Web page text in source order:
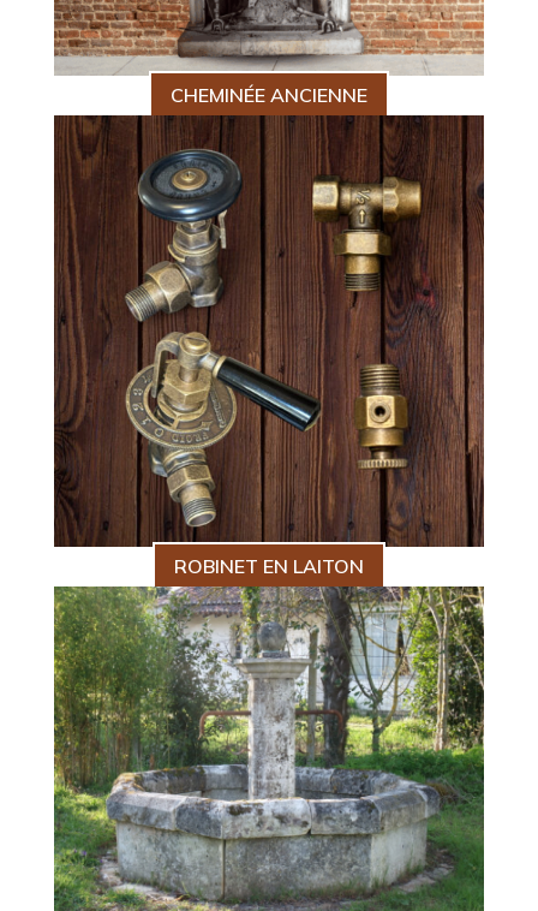
CHEMINÉE ANCIENNE
ROBINET EN LAITON